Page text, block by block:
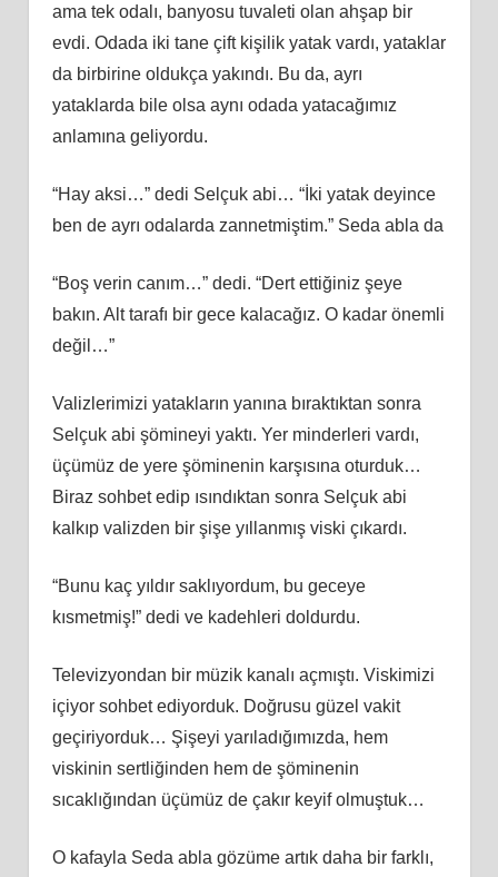
ama tek odalı, banyosu tuvaleti olan ahşap bir
evdi. Odada iki tane çift kişilik yatak vardı, yataklar
da birbirine oldukça yakındı. Bu da, ayrı
yataklarda bile olsa aynı odada yatacağımız
anlamına geliyordu.
“Hay aksi…” dedi Selçuk abi… “İki yatak deyince
ben de ayrı odalarda zannetmiştim.” Seda abla da
“Boş verin canım…” dedi. “Dert ettiğiniz şeye
bakın. Alt tarafı bir gece kalacağız. O kadar önemli
değil…”
Valizlerimizi yatakların yanına bıraktıktan sonra
Selçuk abi şömineyi yaktı. Yer minderleri vardı,
üçümüz de yere şöminenin karşısına oturduk…
Biraz sohbet edip ısındıktan sonra Selçuk abi
kalkıp valizden bir şişe yıllanmış viski çıkardı.
“Bunu kaç yıldır saklıyordum, bu geceye
kısmetmiş!” dedi ve kadehleri doldurdu.
Televizyondan bir müzik kanalı açmıştı. Viskimizi
içiyor sohbet ediyorduk. Doğrusu güzel vakit
geçiriyorduk… Şişeyi yarıladığımızda, hem
viskinin sertliğinden hem de şöminenin
sıcaklığından üçümüz de çakır keyif olmuştuk…
O kafayla Seda abla gözüme artık daha bir farklı,